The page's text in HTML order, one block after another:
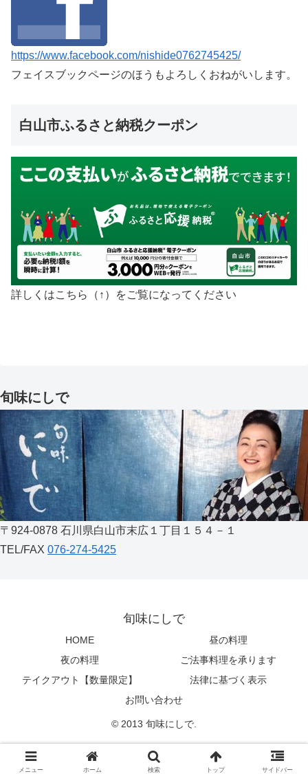
https://www.facebook.com/nishide0762745425/
フェイスブックページのほうもよろしくおねがいします。
白山市ふるさと納税クーポン
詳しくはこちら（↑）をご覧になってください
旬味にしで
〒924-0878 石川県白山市末広１丁目１５４－１
TEL/FAX 076-274-5425
旬味にしで
HOME
昼の料理
夜の料理
ご法事料理を承ります
テイクアウト【数量限定】
法律に基づく表示
お問い合わせ
© 2013 旬味にしで.
メニュー ホーム 検索 トップ サイドバー